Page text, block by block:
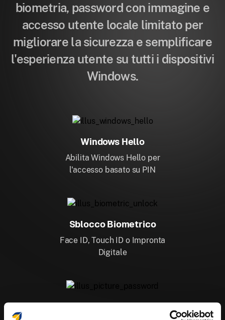
biometria, password con immagine e
accesso utente locale limitato per
migliorare la sicurezza e semplificare
l'esperienza utente su tutti i dispositivi
Windows.
Windows Hello
Abilita Windows Hello per
l'accesso basato su PIN
Sblocco Biometrico
Face ID, Touch ID o Impronta
Digitale
Password con Immagine